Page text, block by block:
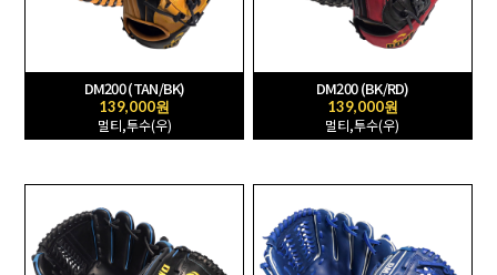
DM200 (TAN/BK)
139,000원
멀티,투수(우)
DM200 (BK/RD)
139,000원
멀티,투수(우)